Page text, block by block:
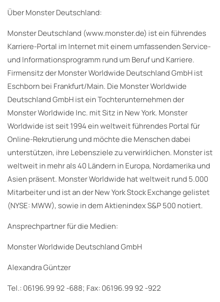
Über Monster Deutschland:
Monster Deutschland (www.monster.de) ist ein führendes
Karriere-Portal im Internet mit einem umfassenden Service-
und Informationsprogramm rund um Beruf und Karriere.
Firmensitz der Monster Worldwide Deutschland GmbH ist
Eschborn bei Frankfurt/Main. Die Monster Worldwide
Deutschland GmbH ist ein Tochterunternehmen der
Monster Worldwide Inc. mit Sitz in New York. Monster
Worldwide ist seit 1994 ein weltweit führendes Portal für
Online-Rekrutierung und möchte die Menschen dabei
unterstützen, ihre Lebensziele zu verwirklichen. Monster ist
weltweit in mehr als 40 Ländern in Europa, Nordamerika und
Asien präsent. Monster Worldwide hat weltweit rund 5.000
Mitarbeiter und ist an der New York Stock Exchange gelistet
(NYSE: MWW), sowie in dem Aktienindex S&P 500 notiert.
Ansprechpartner für die Medien:
Monster Worldwide Deutschland GmbH
Alexandra Güntzer
Tel.: 06196.99 92 -688; Fax: 06196.99 92 -922